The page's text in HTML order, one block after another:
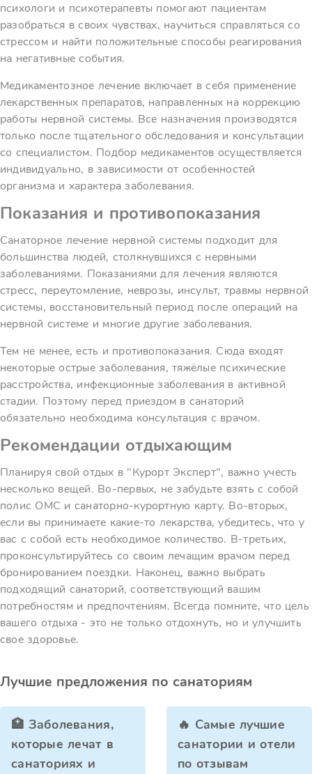
психологи и психотерапевты помогают пациентам
разобраться в своих чувствах, научиться справляться со
стрессом и найти положительные способы реагирования
на негативные события.
Медикаментозное лечение включает в себя применение
лекарственных препаратов, направленных на коррекцию
работы нервной системы. Все назначения производятся
только после тщательного обследования и консультации
со специалистом. Подбор медикаментов осуществляется
индивидуально, в зависимости от особенностей
организма и характера заболевания.
Показания и противопоказания
Санаторное лечение нервной системы подходит для
большинства людей, столкнувшихся с нервными
заболеваниями. Показаниями для лечения являются
стресс, переутомление, неврозы, инсульт, травмы нервной
системы, восстановительный период после операций на
нервной системе и многие другие заболевания.
Тем не менее, есть и противопоказания. Сюда входят
некоторые острые заболевания, тяжёлые психические
расстройства, инфекционные заболевания в активной
стадии. Поэтому перед приездом в санаторий
обязательно необходима консультация с врачом.
Рекомендации отдыхающим
Планируя свой отдых в "Курорт Эксперт", важно учесть
несколько вещей. Во-первых, не забудьте взять с собой
полис ОМС и санаторно-курортную карту. Во-вторых,
если вы принимаете какие-то лекарства, убедитесь, что у
вас с собой есть необходимое количество. В-третьих,
проконсультируйтесь со своим лечащим врачом перед
бронированием поездки. Наконец, важно выбрать
подходящий санаторий, соответствующий вашим
потребностям и предпочтениям. Всегда помните, что цель
вашего отдыха - это не только отдохнуть, но и улучшить
свое здоровье.
Лучшие предложения по санаториям
🏥 Заболевания,
которые лечат в
санаториях и
🔥 Самые лучшие
санатории и отели
по отзывам